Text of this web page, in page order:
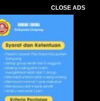
CLOSE ADS